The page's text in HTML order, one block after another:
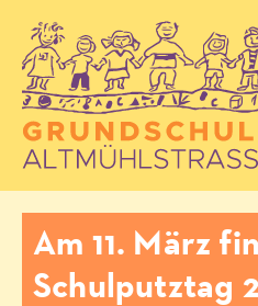
Am 11. März
Schulputztag